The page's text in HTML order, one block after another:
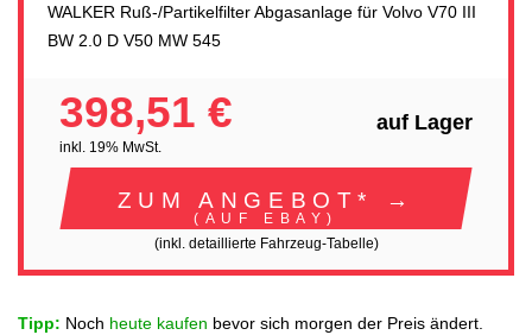
WALKER Ruß-/Partikelfilter Abgasanlage für Volvo V70 III
BW 2.0 D V50 MW 545
398,51 €
inkl. 19% MwSt.
auf Lager
ZUM ANGEBOT* →
(AUF EBAY)
(inkl. detaillierte Fahrzeug-Tabelle)
Tipp: Noch heute kaufen bevor sich morgen der Preis ändert.